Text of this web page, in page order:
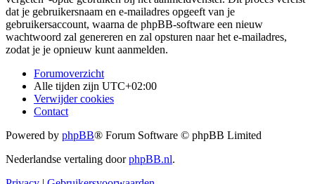
dat je gebruikersnaam en e-mailadres opgeeft van je
gebruikersaccount, waarna de phpBB-software een nieuw
wachtwoord zal genereren en zal opsturen naar het e-mailadres,
zodat je je opnieuw kunt aanmelden.
Forumoverzicht
Alle tijden zijn UTC+02:00
Verwijder cookies
Contact
Powered by phpBB® Forum Software © phpBB Limited
Nederlandse vertaling doorphpBB.nl.